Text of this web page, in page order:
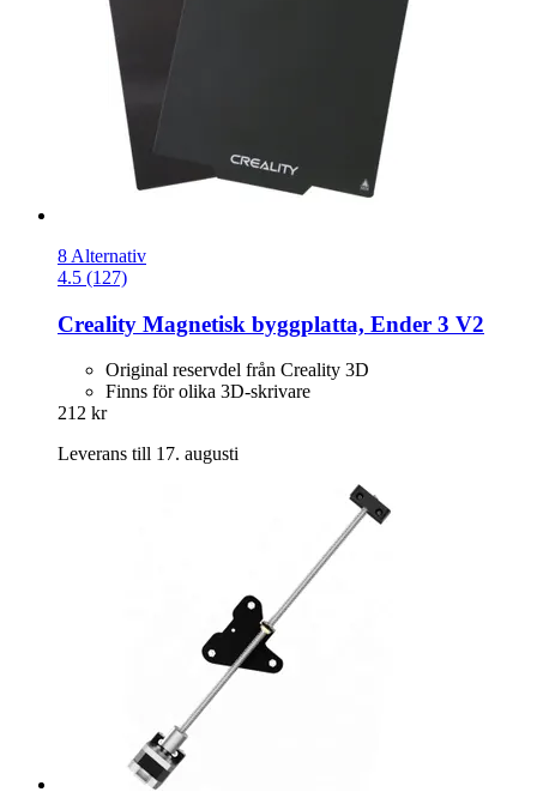
8 Alternativ
4.5 (127)
Creality Magnetisk byggplatta, Ender 3 V2
Original reservdel från Creality 3D
Finns för olika 3D-skrivare
212 kr
Leverans till 17. augusti